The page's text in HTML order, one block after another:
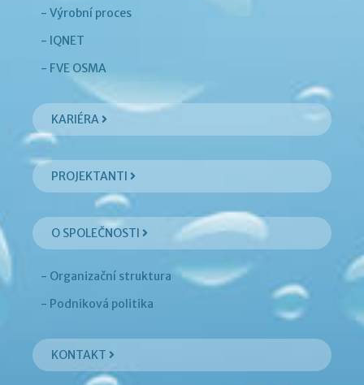
- Výrobní proces
- IQNET
- FVE OSMA
KARIÉRA
PROJEKTANTI
O SPOLEČNOSTI
- Organizační struktura
- Podniková politika
KONTAKT